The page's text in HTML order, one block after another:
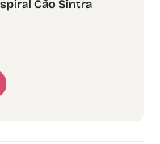
Cão Sintra